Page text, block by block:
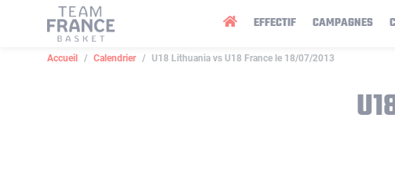
EFFECTIF CAMPAGNES
Accueil Calendrier U18 Lithuania vs U18 France le 18/07/2013
Panneau de gestion des cookies